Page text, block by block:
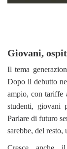
Giovani,
Il tema
Dopo il debutto
ampio, con tariffe
studenti, giovani
Parlare di futuro
sarebbe, del resto,